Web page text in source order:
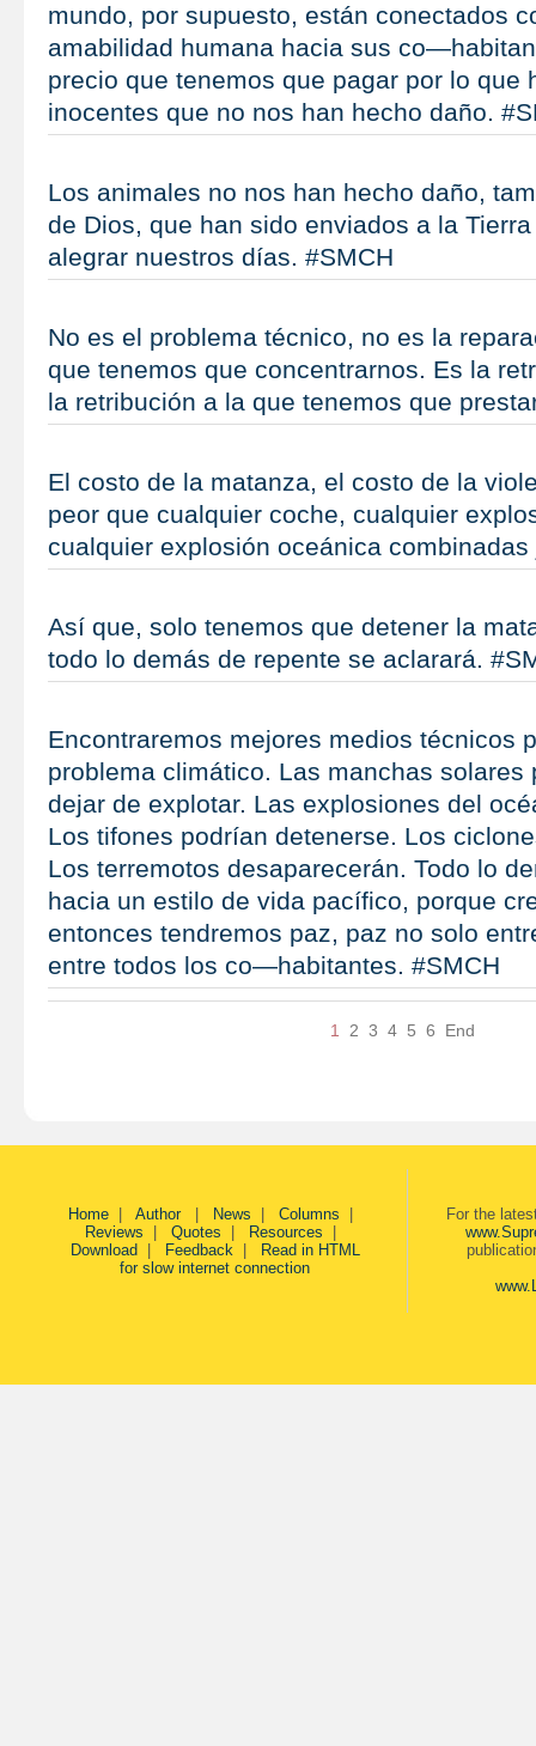
mundo, por supuesto, están conectados
amabilidad humana hacia sus
precio que tenemos que pagar por lo que
inocentes que no nos han hecho daño.
Los animales no nos han hecho daño,
de Dios, que han sido enviados a la
alegrar nuestros días. #SMCH
No es el problema técnico, no es la
que tenemos que concentrarnos. Es la
la retribución a la que tenemos que
El costo de la matanza, el costo de la
peor que cualquier coche, cualquier
cualquier explosión oceánica combinadas
Así que, solo tenemos que detener la
todo lo demás de repente se aclarará.
Encontraremos mejores medios técnicos
problema climático. Las manchas solares
dejar de explotar. Las explosiones del
Los tifones podrían detenerse. Los
Los terremotos desaparecerán. Todo lo
hacia un estilo de vida pacífico, porque
entonces tendremos paz, paz no solo
entre todos los co—habitantes. #SMCH
1 2 3 4 5 6 End
Home| Author News Columns
Reviews
Quotes Resources
Download
Feedback|
Read in HTML
for slow internet connection
For the